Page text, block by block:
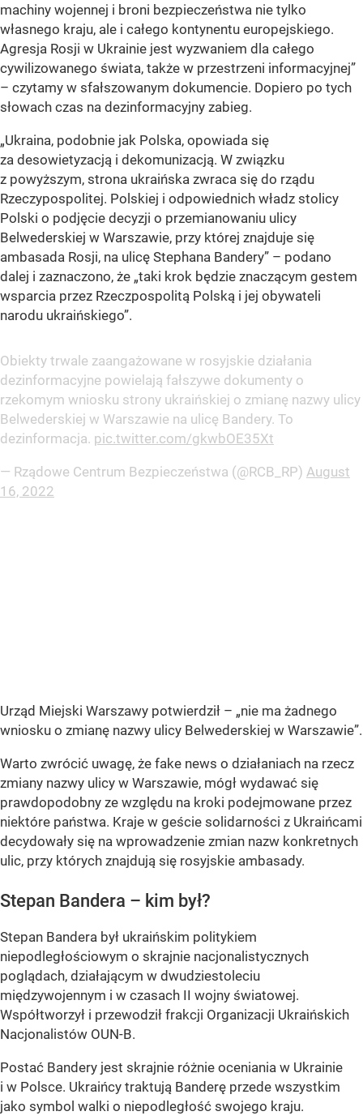
machiny wojennej i broni bezpieczeństwa nie tylko
własnego kraju, ale i całego kontynentu europejskiego.
Agresja Rosji w Ukrainie jest wyzwaniem dla całego
cywilizowanego świata, także w przestrzeni informacyjnej”
– czytamy w sfałszowanym dokumencie. Dopiero po tych
słowach czas na dezinformacyjny zabieg.
„Ukraina, podobnie jak Polska, opowiada się
za desowietyzacją i dekomunizacją. W związku
z powyższym, strona ukraińska zwraca się do rządu
Rzeczypospolitej. Polskiej i odpowiednich władz stolicy
Polski o podjęcie decyzji o przemianowaniu ulicy
Belwederskiej w Warszawie, przy której znajduje się
ambasada Rosji, na ulicę Stephana Bandery” – podano
dalej i zaznaczono, że „taki krok będzie znaczącym gestem
wsparcia przez Rzeczpospolitą Polską i jej obywateli
narodu ukraińskiego”.
Obiekty trwale zaangażowane w rosyjskie działania
dezinformacyjne powielają fałszywe dokumenty o
rzekomym wniosku strony ukraińskiej o zmianę nazwy ulicy
Belwederskiej w Warszawie na ulicę Bandery. To
dezinformacja. pic.twitter.com/gkwbOE35Xt
— Rządowe Centrum Bezpieczeństwa (@RCB_RP) August
16, 2022
Urząd Miejski Warszawy potwierdził – „nie ma żadnego
wniosku o zmianę nazwy ulicy Belwederskiej w Warszawie”.
Warto zwrócić uwagę, że fake news o działaniach na rzecz
zmiany nazwy ulicy w Warszawie, mógł wydawać się
prawdopodobny ze względu na kroki podejmowane przez
niektóre państwa. Kraje w geście solidarności z Ukraińcami
decydowały się na wprowadzenie zmian nazw konkretnych
ulic, przy których znajdują się rosyjskie ambasady.
Stepan Bandera – kim był?
Stepan Bandera był ukraińskim politykiem
niepodległościowym o skrajnie nacjonalistycznych
poglądach, działającym w dwudziestoleciu
międzywojennym i w czasach II wojny światowej.
Współtworzył i przewodził frakcji Organizacji Ukraińskich
Nacjonalistów OUN-B.
Postać Bandery jest skrajnie różnie oceniania w Ukrainie
i w Polsce. Ukraińcy traktują Banderę przede wszystkim
jako symbol walki o niepodległość swojego kraju.